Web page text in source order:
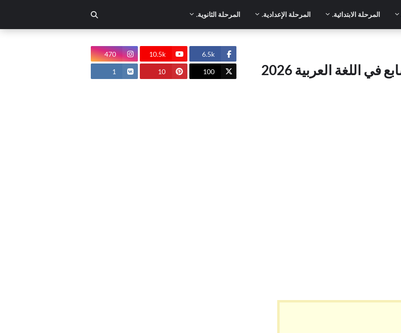
المرحلة الابتدائية. المرحلة الإعدادية. المرحلة الثانوية.
إجابة النموذج الاسترشادي السابع في اللغة العربية 2026
6.5k
10.5k
470
100
10
1